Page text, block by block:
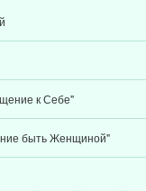
к Себе"
быть Женщиной"